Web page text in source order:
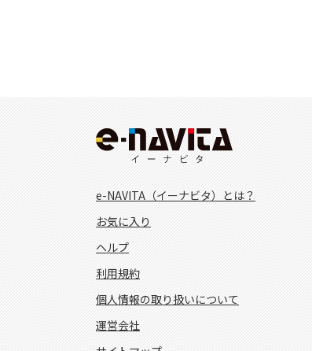
e-NAVITA（イーナビタ）とは？
お気に入り
ヘルプ
利用規約
個人情報の取り扱いについて
運営会社